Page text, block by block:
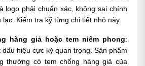
logo phải chuẩn xác, không sai chính
lạc. Kiểm tra kỹ từng chi tiết nhỏ này.
hàng giả hoặc tem niêm phong:
hiệu cực kỳ quan trọng. Sản phẩm
thường có tem chống hàng giả của